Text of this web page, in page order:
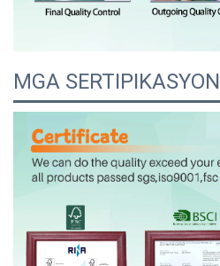
MGA SERTIPIKASYON